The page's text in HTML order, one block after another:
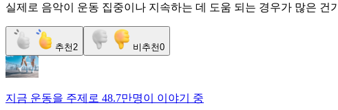
실제로 음악이 운동 집중이나 지속하는 데 도움 되는 경우가 많은 건
추천 2 비추천0
지금 운동을 주제로 48.7만명이 이야기 중